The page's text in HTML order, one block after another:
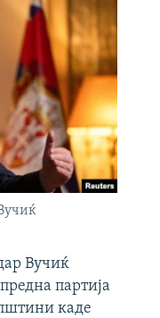
Вучиќ
партија
каде